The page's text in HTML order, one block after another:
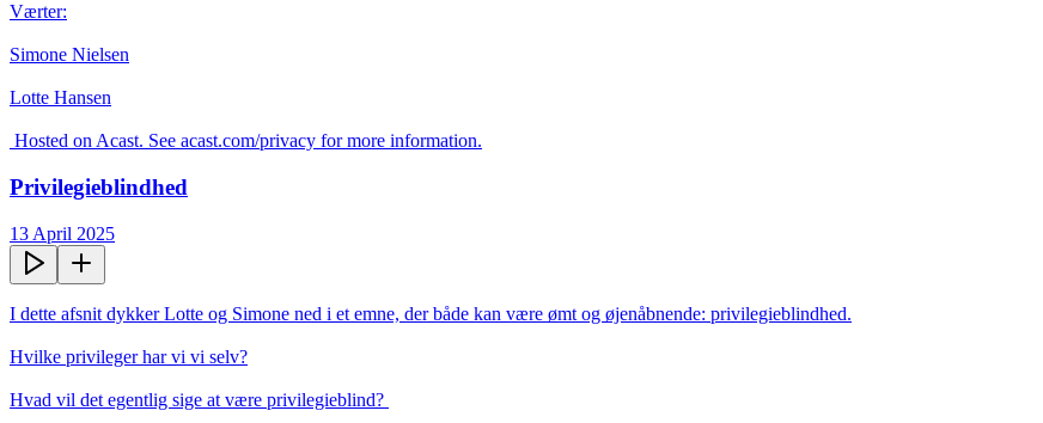
Værter:
Simone Nielsen
Lotte Hansen
Hosted on Acast. See acast.com/privacy for more information.
Privilegieblindhed
13 April 2025
I dette afsnit dykker Lotte og Simone ned i et emne, der både kan være ømt og øjenåbnende: privilegieblindhed.
Hvilke privileger har vi vi selv?
Hvad vil det egentlig sige at være privilegieblind?